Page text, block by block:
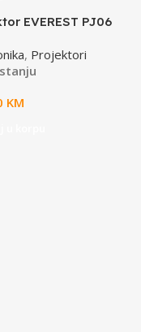
EVEREST PJ06
9800 Lumens Android
Supported Full HD
, Projektori
KM